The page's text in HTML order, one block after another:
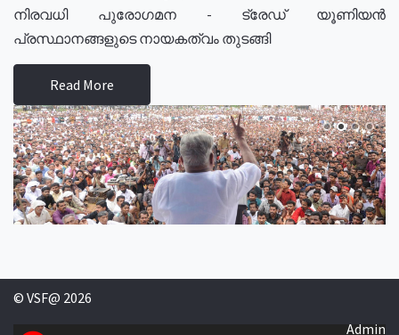
നിരവധി പുരോഗമന - ട്രേഡ് യൂണിയൻ
പ്രസ്ഥാനങ്ങളുടെ നായകത്വം തുടങ്ങി
Read More
© VSF@ 2026
Admin